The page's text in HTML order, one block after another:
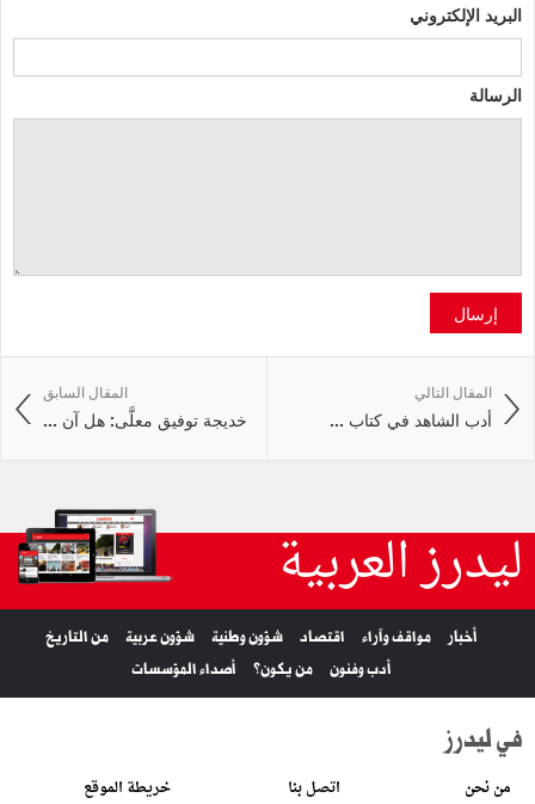
البريد الإلكتروني
الرسالة
إرسال
المقال السابق
خديجة توفيق معلَّى: هل آن ...
المقال التالي
أدب الشاهد في كتاب ...
ليدرز العربية
أخبار مواقف وآراء اقتصاد شؤون وطنية شؤون عربية
من التاريخ
أدب وفنون
من يكون؟ أصداء المؤسسات
في ليدرز
من نحن اتصل بنا خريطة الموقع